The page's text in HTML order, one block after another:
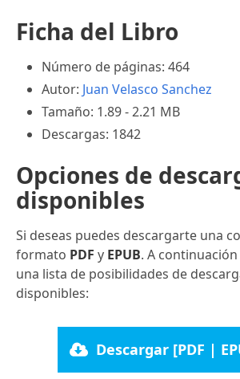
Ficha del Libro
Número de páginas: 464
Autor: Juan Velasco Sanchez
Tamaño: 1.89 - 2.21 MB
Descargas: 1842
Opciones de
disponibles
Si deseas puedes descargarte una
formato PDF y EPUB. A
una lista de posibilidades de
disponibles:
Descargar [PDF |